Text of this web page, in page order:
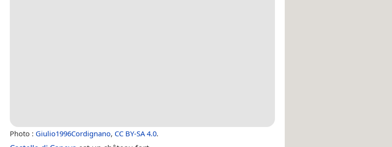
Photo : Giulio1996Cordignano, CC BY-SA 4.0.